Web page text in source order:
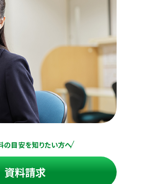
の目安を知りたい方へ
資料請求